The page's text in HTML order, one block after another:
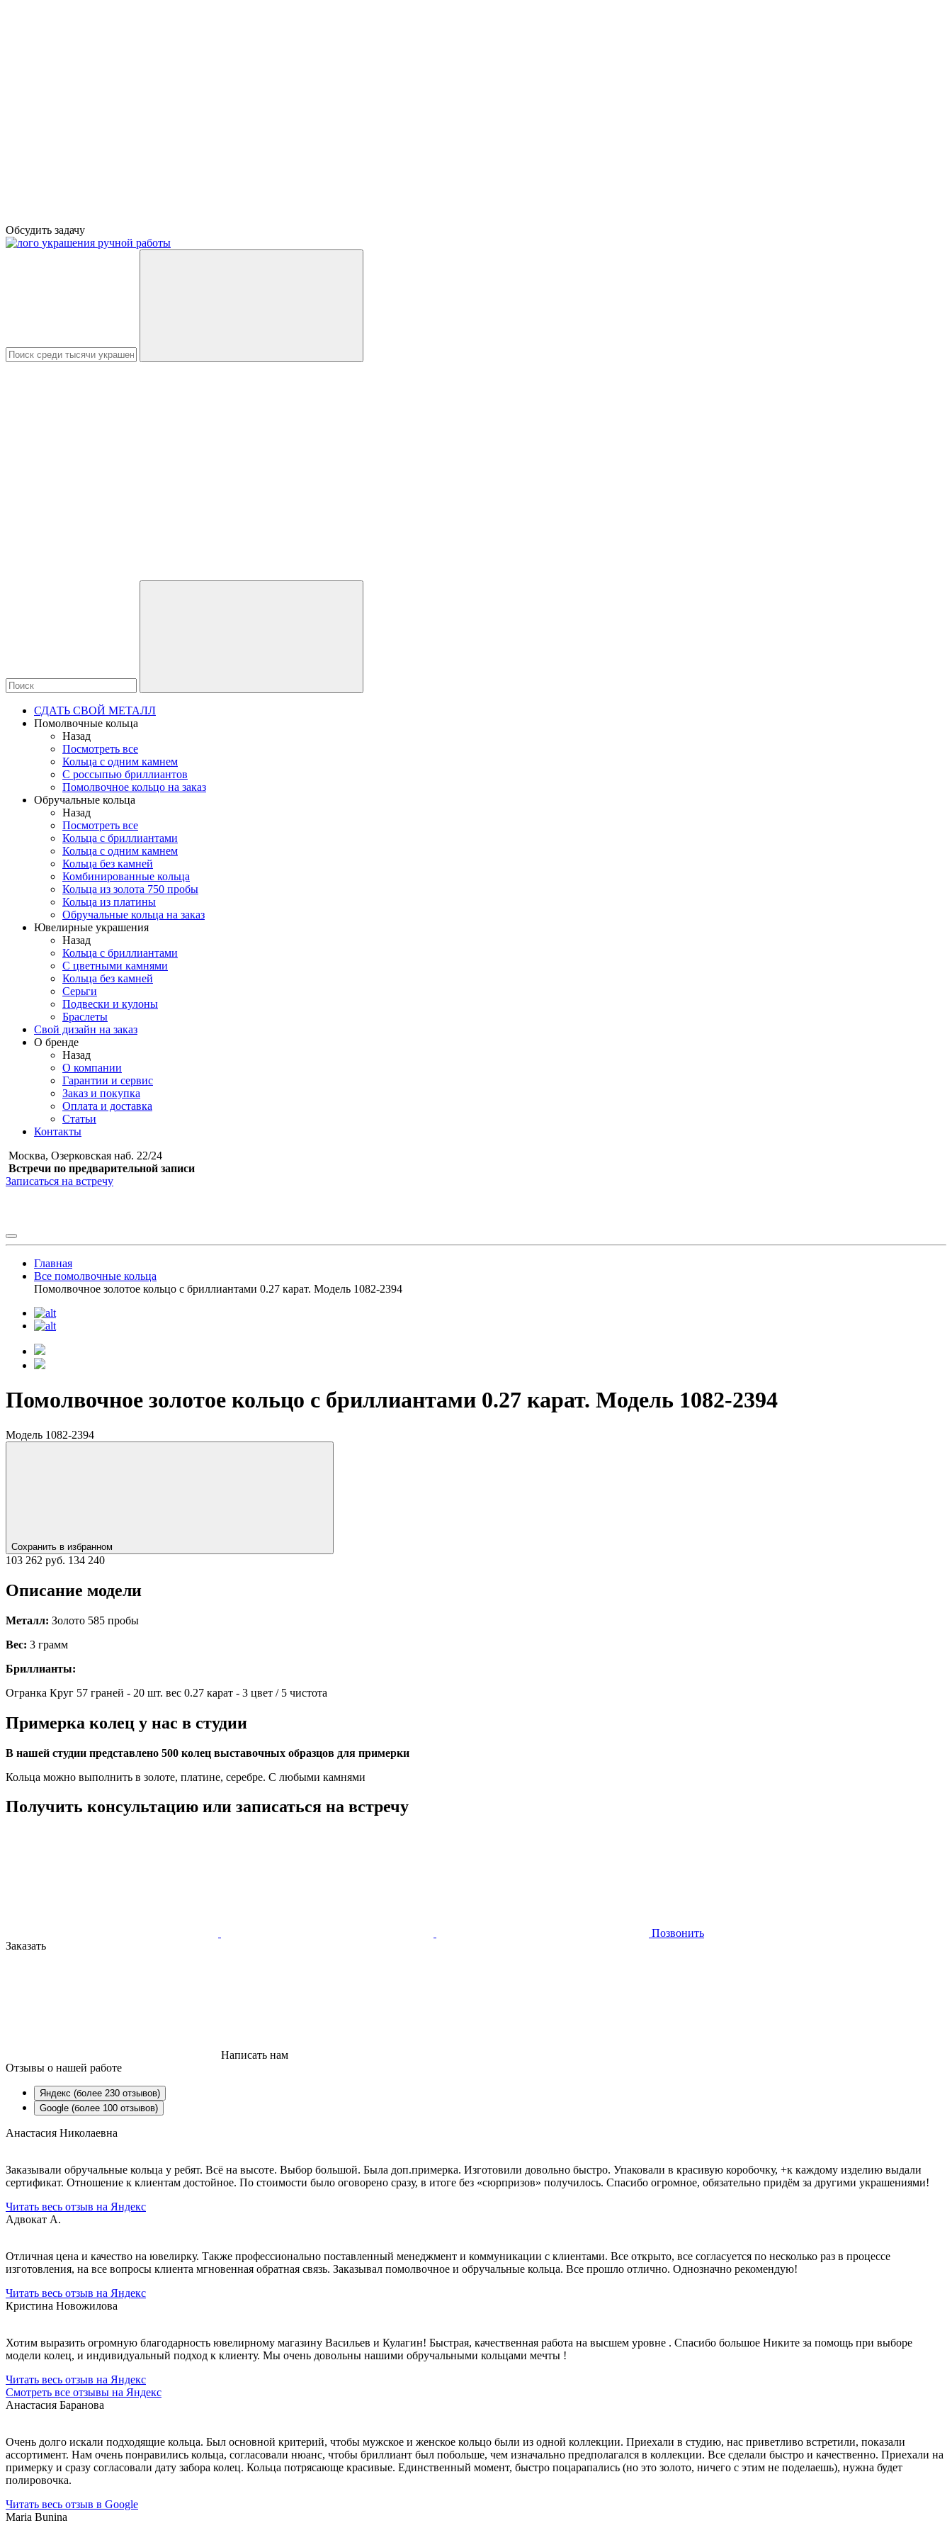
Обсудить задачу
украшения ручной работы
СДАТЬ СВОЙ МЕТАЛЛ
Помолвочные кольца
Назад
Посмотреть все
Кольца с одним камнем
С россыпью бриллиантов
Помолвочное кольцо на заказ
Обручальные кольца
Назад
Посмотреть все
Кольца с бриллиантами
Кольца с одним камнем
Кольца без камней
Комбинированные кольца
Кольца из золота 750 пробы
Кольца из платины
Обручальные кольца на заказ
Ювелирные украшения
Назад
Кольца с бриллиантами
С цветными камнями
Кольца без камней
Серьги
Подвески и кулоны
Браслеты
Свой дизайн на заказ
О бренде
Назад
О компании
Гарантии и сервис
Заказ и покупка
Оплата и доставка
Статьи
Контакты
Москва, Озерковская наб. 22/24
Встречи по предварительной записи
Записаться на встречу
Главная
Все помолвочные кольца
Помолвочное золотое кольцо с бриллиантами 0.27 карат. Модель 1082-2394
Помолвочное золотое кольцо с бриллиантами 0.27 карат. Модель 1082-2394
Модель 1082-2394
Сохранить в избранном
103 262 руб. 134 240
Описание модели
Металл: Золото 585 пробы
Вес: 3 грамм
Бриллианты:
Огранка Круг 57 граней - 20 шт. вес 0.27 карат - 3 цвет / 5 чистота
Примерка колец у нас в студии
В нашей студии представлено 500 колец выставочных образцов для примерки
Кольца можно выполнить в золоте, платине, серебре. С любыми камнями
Получить консультацию или записаться на встречу
Позвонить
Заказать
Написать нам
Отзывы о нашей работе
Яндекс (более 230 отзывов)
Google (более 100 отзывов)
Анастасия Николаевна
Заказывали обручальные кольца у ребят. Всё на высоте. Выбор большой. Была доп.примерка. Изготовили довольно быстро. Упаковали в красивую коробочку, +к каждому изделию выдали
сертификат. Отношение к клиентам достойное. По стоимости было оговорено сразу, в итоге без «сюрпризов» получилось. Спасибо огромное, обязательно придём за другими украшениями!
Читать весь отзыв на Яндекс
Адвокат А.
Отличная цена и качество на ювелирку. Также профессионально поставленный менеджмент и коммуникации с клиентами. Все открыто, все согласуется по несколько раз в процессе
изготовления, на все вопросы клиента мгновенная обратная связь. Заказывал помолвочное и обручальные кольца. Все прошло отлично. Однозначно рекомендую!
Читать весь отзыв на Яндекс
Кристина Новожилова
Хотим выразить огромную благодарность ювелирному магазину Васильев и Кулагин! Быстрая, качественная работа на высшем уровне . Спасибо большое Никите за помощь при выборе
модели колец, и индивидуальный подход к клиенту. Мы очень довольны нашими обручальными кольцами мечты !
Читать весь отзыв на Яндекс
Смотреть все отзывы на Яндекс
Анастасия Баранова
Очень долго искали подходящие кольца. Был основной критерий, чтобы мужское и женское кольцо были из одной коллекции. Приехали в студию, нас приветливо встретили, показали
ассортимент. Нам очень понравились кольца, согласовали нюанс, чтобы бриллиант был побольше, чем изначально предполагался в коллекции. Все сделали быстро и качественно. Приехали на
примерку и сразу согласовали дату забора колец. Кольца потрясающе красивые. Единственный момент, быстро поцарапались (но это золото, ничего с этим не поделаешь), нужна будет
полировочка.
Читать весь отзыв в Google
Maria Bunina